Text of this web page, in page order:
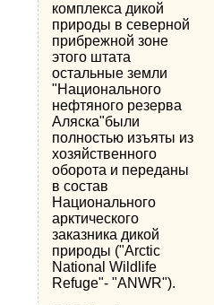
комплекса дикой
природы в северной
прибрежной зоне
этого штата
остальные земли
"Национального
нефтяного резерва
Аляска"были
полностью изъяты из
хозяйственного
оборота и переданы
в состав
Национального
арктического
заказника дикой
природы ("Arctic
National Wildlife
Refuge"- "ANWR").